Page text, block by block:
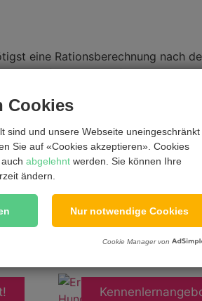
Cookies
sind und unsere Webseite uneingeschränkt
Sie auf «Cookies akzeptieren». Cookies
abgelehnt werden. Sie können Ihre
ändern.
Nur notwendige Cookies
Cookie Manager von
eine Rationsberechnung nach
bedarfsgerecht zu füttern.
auf die neue Fütterung
auch eine Einkaufsliste für 1
dir einfach den 1 Monats
Stunden eine Antwort.